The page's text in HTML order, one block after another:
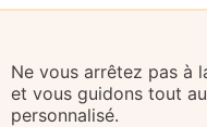
Ne vous arrêtez pas à
et vous guidons tout
personnalisé.